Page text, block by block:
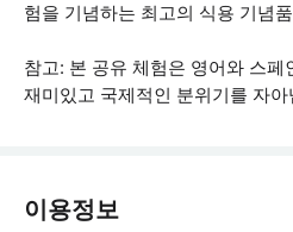
험을 기념하는 최고의 식용 기념
참고: 본 공유 체험은 영어와 스페
재미있고 국제적인 분위기를 자아
이용정보